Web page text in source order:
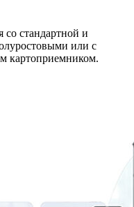
со стандартной и
или с
картоприемником.